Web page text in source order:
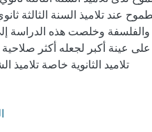
عند تلاميذ السنة الثالثة
والفلسفة وخلصت هذه الدراسة
عينة أكبر لجعله أكثر
تلاميد الثانوية خاصة